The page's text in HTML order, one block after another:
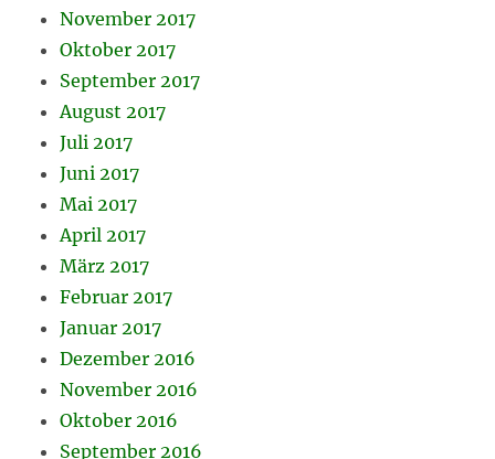
November 2017
Oktober 2017
September 2017
August 2017
Juli 2017
Juni 2017
Mai 2017
April 2017
März 2017
Februar 2017
Januar 2017
Dezember 2016
November 2016
Oktober 2016
September 2016